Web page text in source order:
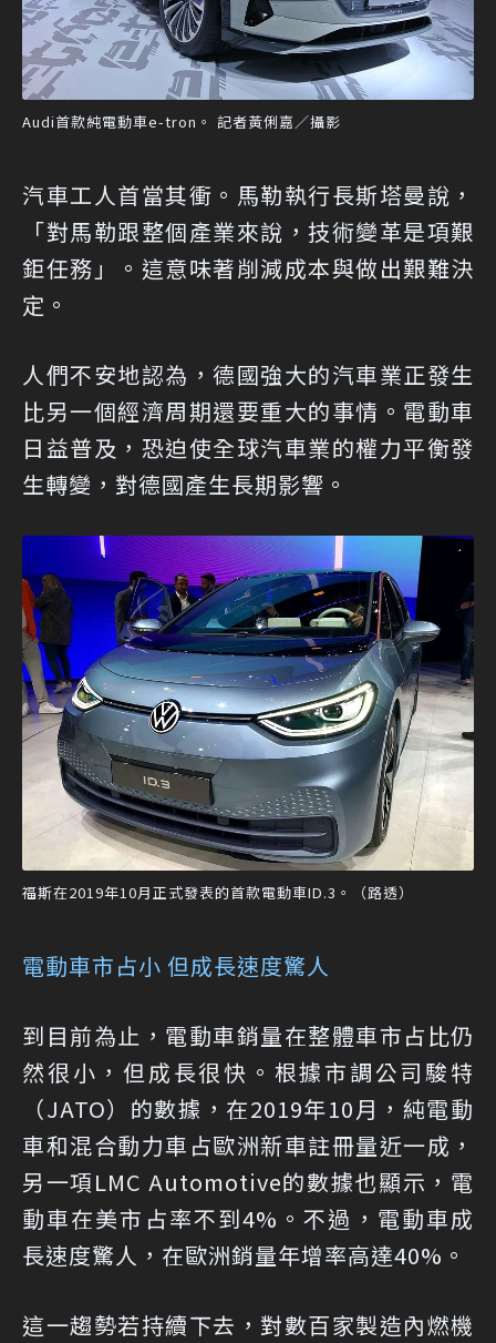
Audi首款純電動車e-tron。 記者黃俐嘉／攝影
汽車工人首當其衝。馬勒執行長斯塔曼說，
「對馬勒跟整個產業來說，技術變革是項艱
鉅任務」。這意味著削減成本與做出艱難決
定。
人們不安地認為，德國強大的汽車業正發生
比另一個經濟周期還要重大的事情。電動車
日益普及，恐迫使全球汽車業的權力平衡發
生轉變，對德國產生長期影響。
福斯在2019年10月正式發表的首款電動車ID.3。（路透）
電動車市占小 但成長速度驚人
到目前為止，電動車銷量在整體車市占比仍
然很小，但成長很快。根據市調公司駿特
（JATO）的數據，在2019年10月，純電動
車和混合動力車占歐洲新車註冊量近一成，
另一項LMC Automotive的數據也顯示，電
動車在美市占率不到4%。不過，電動車成
長速度驚人，在歐洲銷量年增率高達40%。
這一趨勢若持續下去，對數百家製造內燃機